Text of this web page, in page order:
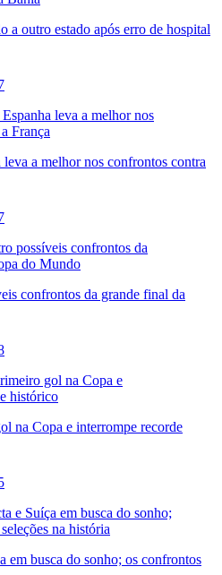
a outro estado após erro de hospital
leva a melhor nos confrontos contra
confrontos da grande final da
na Copa e interrompe recorde
em busca do sonho; os confrontos